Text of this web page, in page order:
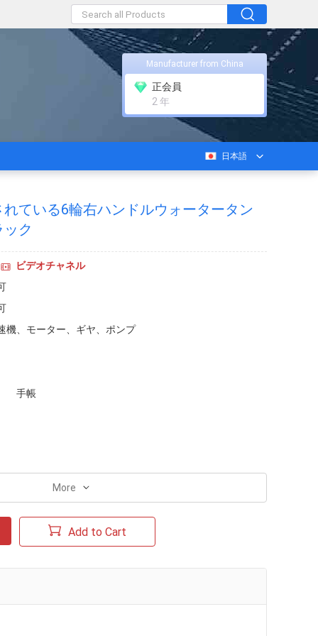
Manufacturer from China
正会員
2 年
日本語
ている6輪右ハンドルウォータータン
ク
ビデオチャネル
機、モーター、ギヤ、ポンプ
手帳
More
Add to Cart